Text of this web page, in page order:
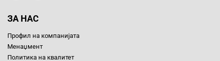
ЗА НАС
Профил на компанијата
Менаџмент
Политика на квалитет